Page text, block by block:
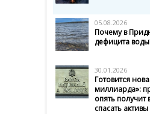
05.08.2026
Почему в
дефицита
30.01.2026
Готовится
миллиарда»:
опять
спасать